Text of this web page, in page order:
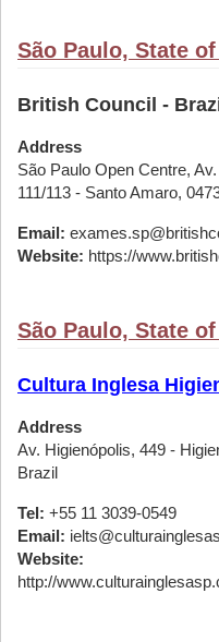
São Paulo, State
British Council -
Address
São Paulo Open Centre,
111/113 - Santo Amaro,
Email:
Website: https://
São Paulo, State
Cultura Inglesa
Address
Av. Higienópolis, 449 -
Brazil
Tel: +55 11 3039-0549
Email:
Website:
http://